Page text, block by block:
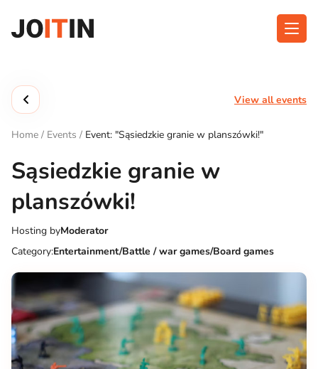
content
Get the App:
View all events
Home / Events / Event: "Sąsiedzkie granie w planszówki!"
Sąsiedzkie granie w
planszówki!
Hosting byModerator
Category:Entertainment/Battle / war games/Board games